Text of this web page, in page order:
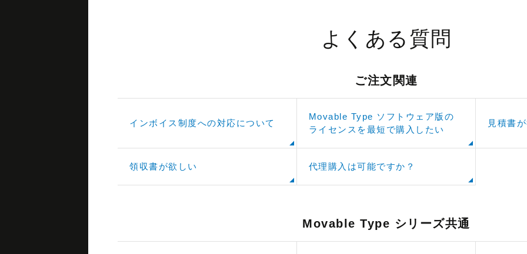
よくある質問
ご注文関連
インボイス制度への対応について
Movable Type ソフトウェア版の
ライセンスを最短で購入したい
見積書
領収書が欲しい 代理購入は可能ですか？
Movable Type シリーズ共通